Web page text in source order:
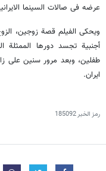
عرضه فی صالات السینما
ویحکی الفیلم قصة زوجین،
أجنبیة تجسد دورها الممثلة
طفلین، وبعد مرور سنین على
ایران.
رمز الخبر185092